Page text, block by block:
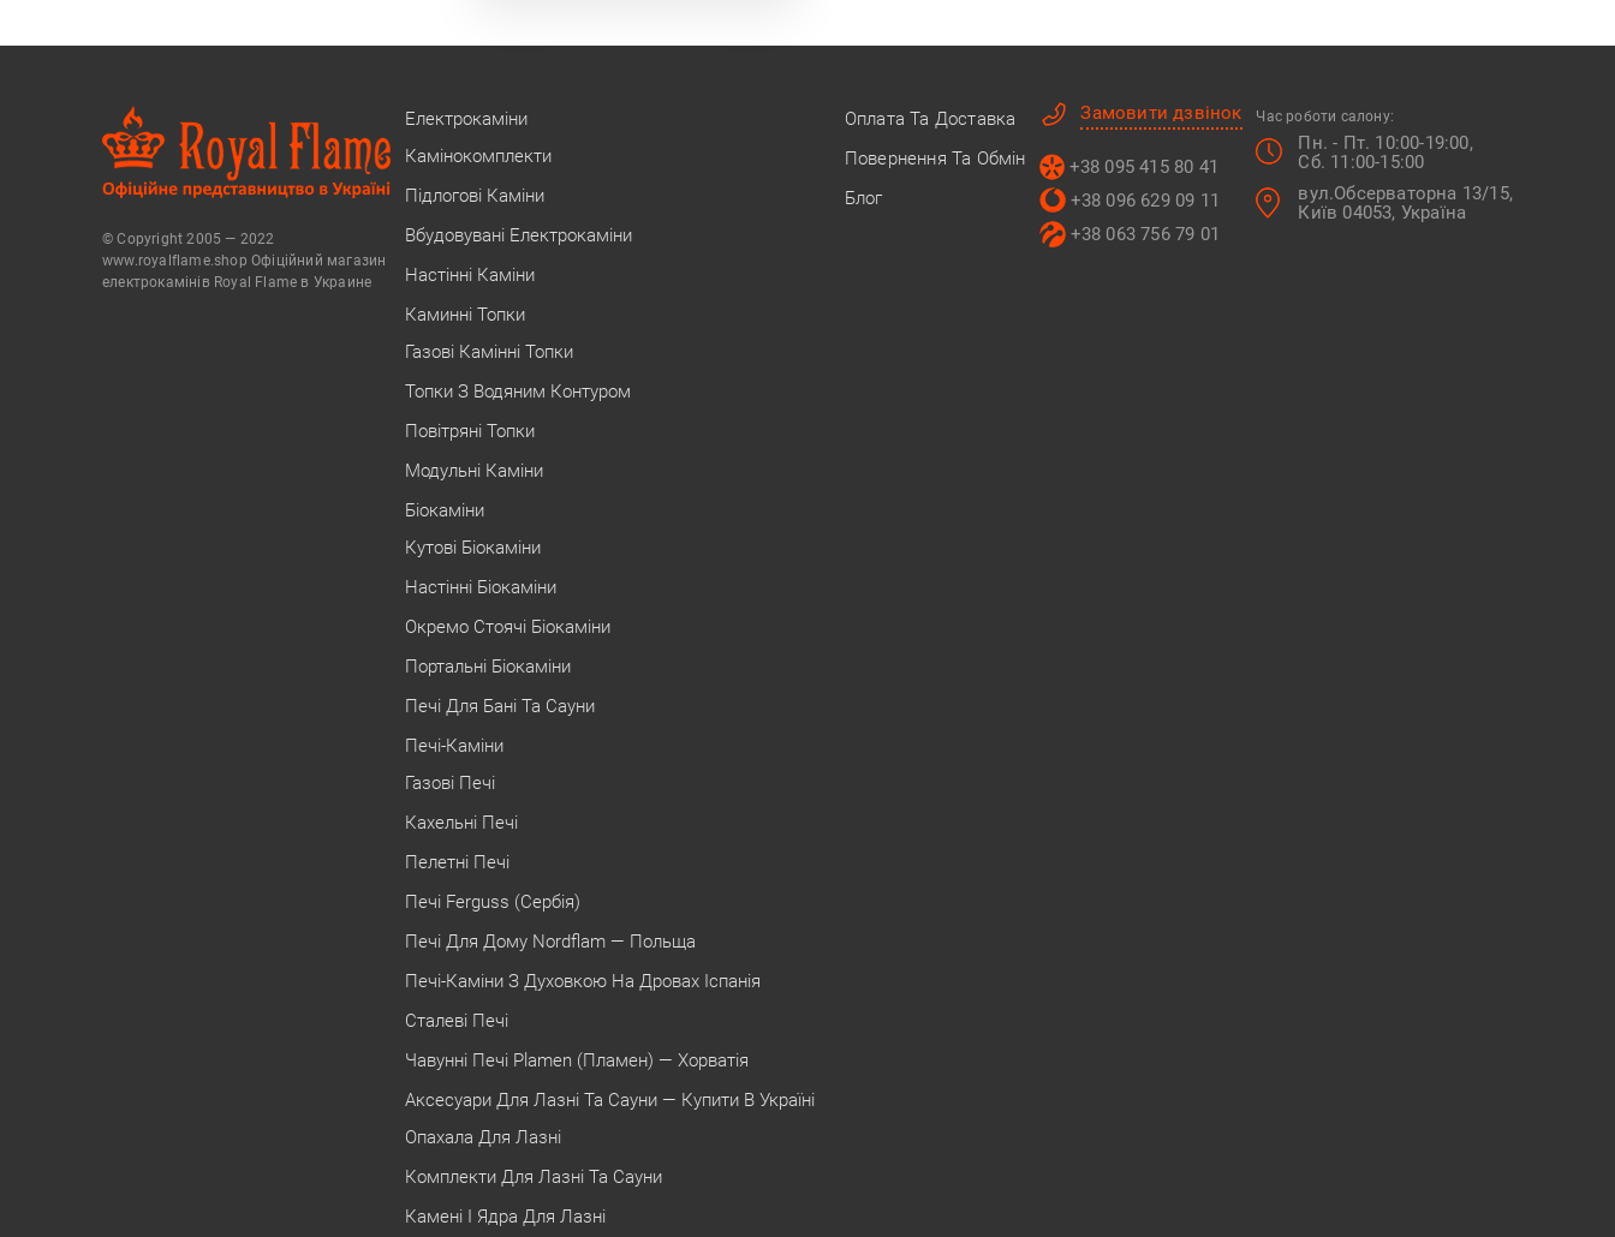
© Copyright 2005 — 2022
www.royalflame.shop Офіційний магазин
електрокамінів Royal Flame в Украине
Електрокаміни
Камінокомплекти
Підлогові Каміни
Вбудовувані Електрокаміни
Настінні Каміни
Каминні Топки
Газові Камінні Топки
Топки З Водяним Контуром
Повітряні Топки
Модульні Каміни
Біокаміни
Кутові Біокаміни
Настінні Біокаміни
Окремо Стоячі Біокаміни
Портальні Біокаміни
Печі Для Бані Та Сауни
Печі-Каміни
Газові Печі
Кахельні Печі
Пелетні Печі
Печі Ferguss (Сербія)
Печі Для Дому Nordflam — Польща
Печі-Каміни З Духовкою На Дровах Іспанія
Сталеві Печі
Чавунні Печі Plamen (Пламен) — Хорватія
Аксесуари Для Лазні Та Сауни — Купити В Україні
Опахала Для Лазні
Комплекти Для Лазні Та Сауни
Камені І Ядра Для Лазні
Оплата Та Доставка
Повернення Та Обмін
Блог
Замовити дзвінок
+38 095 415 80 41
+38 096 629 09 11
+38 063 756 79 01
Час роботи салону:
Пн. - Пт. 10:00-19:00,
Сб. 11:00-15:00
вул.Обсерваторна 13/15,
Київ 04053, Україна